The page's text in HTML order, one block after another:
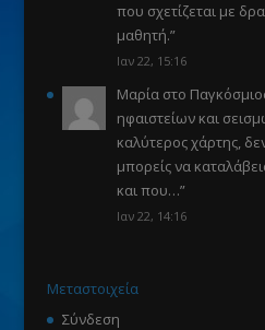
που σχετίζεται με
μαθητή.”
Ιαν 22, 15:16
Μαρίαστο
ηφαιστείων και
καλύτερος χάρτης,
μπορείς να
και που…”
Ιαν 22, 14:16
Μεταστοιχεία
Σύνδεση